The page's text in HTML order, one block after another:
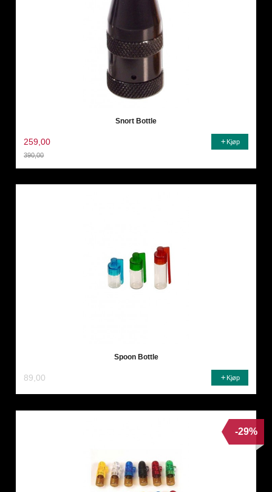
Snort Bottle
259,00
390,00
Kjøp
Spoon Bottle
89,00 Kjøp
-29%